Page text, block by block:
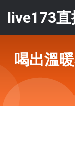
live173直
喝出溫